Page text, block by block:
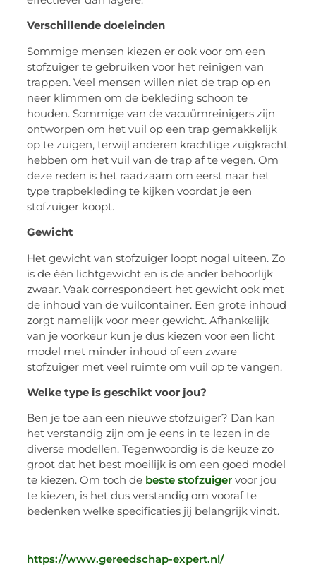
Verschillende doeleinden
Sommige mensen kiezen er ook voor om een
stofzuiger te gebruiken voor het reinigen van
trappen. Veel mensen willen niet de trap op en
neer klimmen om de bekleding schoon te
houden. Sommige van de vacuümreinigers zijn
ontworpen om het vuil op een trap gemakkelijk
op te zuigen, terwijl anderen krachtige zuigkracht
hebben om het vuil van de trap af te vegen. Om
deze reden is het raadzaam om eerst naar het
type trapbekleding te kijken voordat je een
stofzuiger koopt.
Gewicht
Het gewicht van stofzuiger loopt nogal uiteen. Zo
is de één lichtgewicht en is de ander behoorlijk
zwaar. Vaak correspondeert het gewicht ook met
de inhoud van de vuilcontainer. Een grote inhoud
zorgt namelijk voor meer gewicht. Afhankelijk
van je voorkeur kun je dus kiezen voor een licht
model met minder inhoud of een zware
stofzuiger met veel ruimte om vuil op te vangen.
Welke type is geschikt voor jou?
Ben je toe aan een nieuwe stofzuiger? Dan kan
het verstandig zijn om je eens in te lezen in de
diverse modellen. Tegenwoordig is de keuze zo
groot dat het best moeilijk is om een goed model
te kiezen. Om toch de beste stofzuiger voor jou
te kiezen, is het dus verstandig om vooraf te
bedenken welke specificaties jij belangrijk vindt.
https://www.gereedschap-expert.nl/